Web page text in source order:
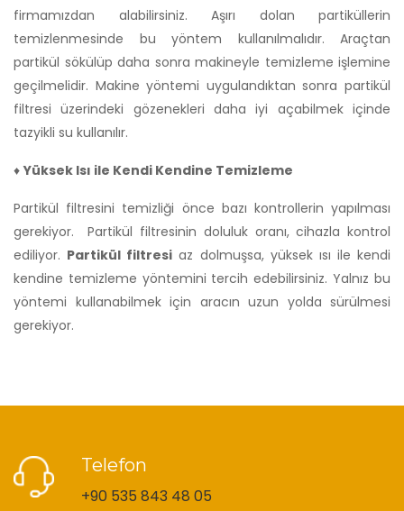
firmamızdan alabilirsiniz. Aşırı dolan partiküllerin
temizlenmesinde bu yöntem kullanılmalıdır. Araçtan
partikül sökülüp daha sonra makineyle temizleme işlemine
geçilmelidir. Makine yöntemi uygulandıktan sonra partikül
filtresi üzerindeki gözenekleri daha iyi açabilmek içinde
tazyikli su kullanılır.
♦Yüksek Isı ile Kendi Kendine Temizleme
Partikül filtresini temizliği önce bazı kontrollerin yapılması
gerekiyor. Partikül filtresinin doluluk oranı, cihazla kontrol
ediliyor. Partikül filtresi az dolmuşsa, yüksek ısı ile kendi
kendine temizleme yöntemini tercih edebilirsiniz. Yalnız bu
yöntemi kullanabilmek için aracın uzun yolda sürülmesi
gerekiyor.
Telefon
+90 535 843 48 05